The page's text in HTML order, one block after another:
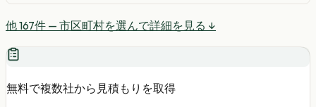
他167件 — 市区町村を選んで詳細を見る ↓
無料で複数社から見積もりを取得